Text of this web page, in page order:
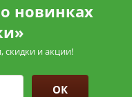
новинках
скидки и акции!
ОК